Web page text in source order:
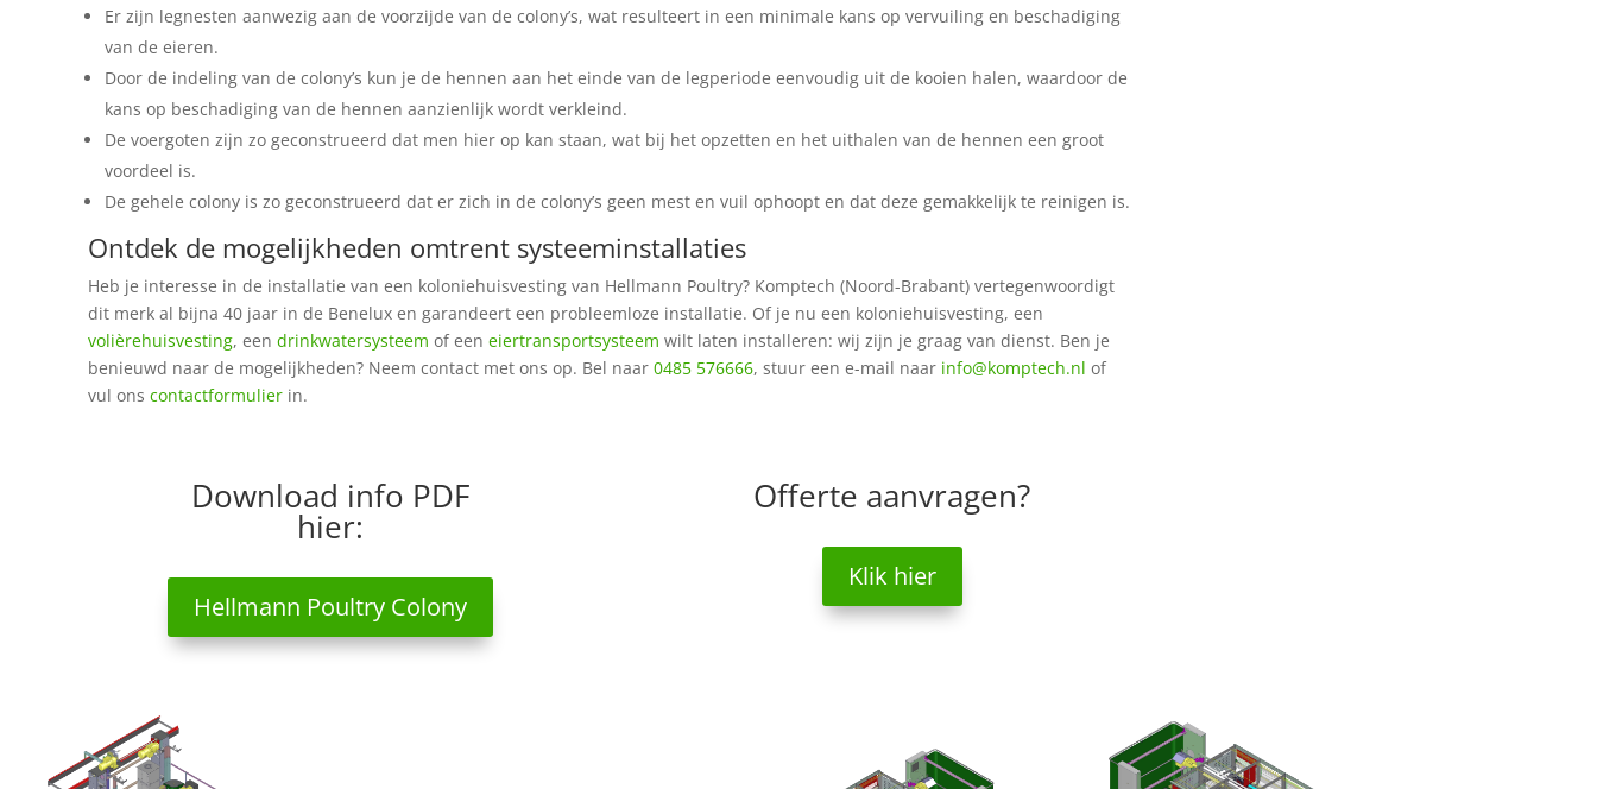
Er zijn legnesten aanwezig aan de voorzijde van de colony’s, wat resulteert in een minimale kans op vervuiling en beschadiging
van de eieren.
Door de indeling van de colony’s kun je de hennen aan het einde van de legperiode eenvoudig uit de kooien halen, waardoor de
kans op beschadiging van de hennen aanzienlijk wordt verkleind.
De voergoten zijn zo geconstrueerd dat men hier op kan staan, wat bij het opzetten en het uithalen van de hennen een groot
voordeel is.
De gehele colony is zo geconstrueerd dat er zich in de colony’s geen mest en vuil ophoopt en dat deze gemakkelijk te reinigen is.
Ontdek de mogelijkheden omtrent systeeminstallaties
Heb je interesse in de installatie van een koloniehuisvesting van Hellmann Poultry? Komptech (Noord-Brabant) vertegenwoordigt
dit merk al bijna 40 jaar in de Benelux en garandeert een probleemloze installatie. Of je nu een koloniehuisvesting, een
volièrehuisvesting, een drinkwatersysteem of een eiertransportsysteem wilt laten installeren: wij zijn je graag van dienst. Ben je
benieuwd naar de mogelijkheden? Neem contact met ons op. Bel naar 0485 576666, stuur een e-mail naar info@komptech.nl of
vul ons contactformulierin.
Download info PDF
hier:
Hellmann Poultry Colony
Offerte aanvragen?
Klik hier